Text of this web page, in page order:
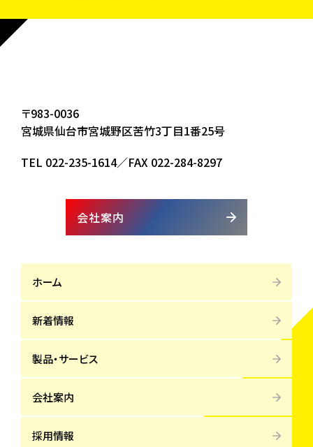
〒983-0036
宮城県仙台市宮城野区苦竹3丁目1番25号
TEL 022-235-1614／FAX 022-284-8297
会社案内
ホーム
新着情報
製品・サービス
会社案内
採用情報